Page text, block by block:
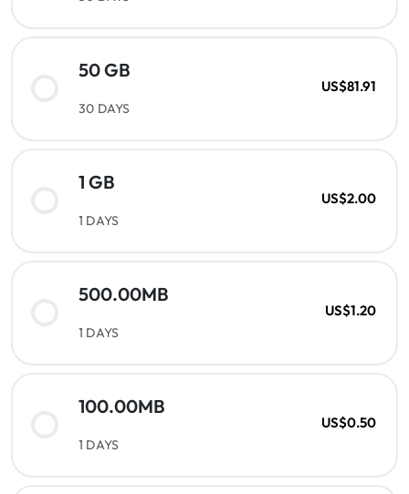
50 GB
30 DAYS
US$81.91
1 GB
1 DAYS
US$2.00
500.00MB
1 DAYS
US$1.20
100.00MB
1 DAYS
US$0.50